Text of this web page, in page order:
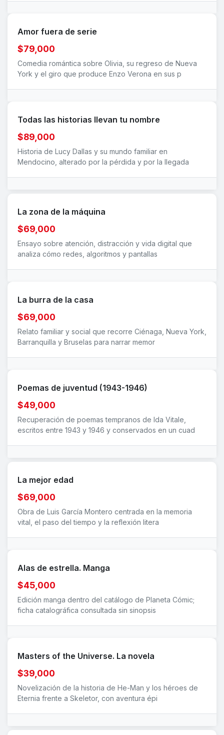
Amor fuera de serie
$79,000
Comedia romántica sobre Olivia, su regreso de Nueva
York y el giro que produce Enzo Verona en sus p
Todas las historias llevan tu nombre
$89,000
Historia de Lucy Dallas y su mundo familiar en
Mendocino, alterado por la pérdida y por la llegada
La zona de la máquina
$69,000
Ensayo sobre atención, distracción y vida digital que
analiza cómo redes, algoritmos y pantallas
La burra de la casa
$69,000
Relato familiar y social que recorre Ciénaga, Nueva York,
Barranquilla y Bruselas para narrar memor
Poemas de juventud (1943-1946)
$49,000
Recuperación de poemas tempranos de Ida Vitale,
escritos entre 1943 y 1946 y conservados en un cuad
La mejor edad
$69,000
Obra de Luis García Montero centrada en la memoria
vital, el paso del tiempo y la reflexión litera
Alas de estrella. Manga
$45,000
Edición manga dentro del catálogo de Planeta Cómic;
ficha catalográfica consultada sin sinopsis
Masters of the Universe. La novela
$39,000
Novelización de la historia de He-Man y los héroes de
Eternia frente a Skeletor, con aventura épi